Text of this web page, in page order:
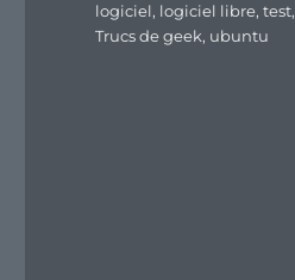
logiciel, logiciel libre,test,
Trucs de geek, ubuntu